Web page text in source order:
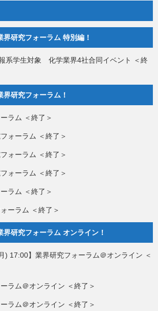
界研究フォーラム 特別編！
系学生対象 化学業界4社合同イベント ＜終
界研究フォーラム！
ラム ＜終了＞
ォーラム ＜終了＞
ォーラム ＜終了＞
ォーラム ＜終了＞
ラム ＜終了＞
ーラム ＜終了＞
界研究フォーラム オンライン！
) 17:00】業界研究フォーラム＠オンライン ＜
ラム＠オンライン ＜終了＞
ラム＠オンライン ＜終了＞